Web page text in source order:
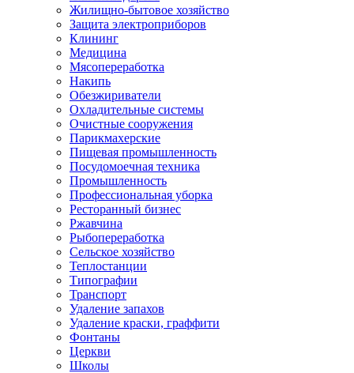
Жилищно-бытовое хозяйство
Защита электроприборов
Клининг
Медицина
Мясопереработка
Накипь
Обезжириватели
Охладительные системы
Очистные сооружения
Парикмахерские
Пищевая промышленность
Посудомоечная техника
Промышленность
Профессиональная уборка
Ресторанный бизнес
Ржавчина
Рыбопереработка
Сельское хозяйство
Теплостанции
Типографии
Транспорт
Удаление запахов
Удаление краски, граффити
Фонтаны
Церкви
Школы